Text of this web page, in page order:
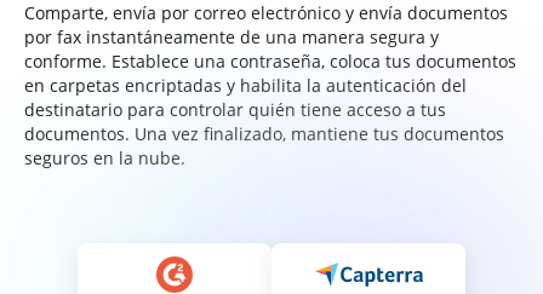
Comparte, envía por correo electrónico y envía documentos
por fax instantáneamente de una manera segura y
conforme. Establece una contraseña, coloca tus documentos
en carpetas encriptadas y habilita la autenticación del
destinatario para controlar quién tiene acceso a tus
documentos. Una vez finalizado, mantiene tus documentos
seguros en la nube.